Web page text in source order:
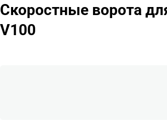
Скоростные ворота
V100